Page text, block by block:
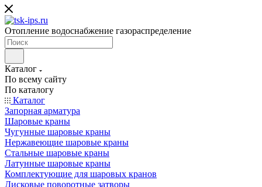
Отопление водоснабжение газораспределение
Каталог
По всему сайту
По каталогу
Каталог
Запорная арматура
Шаровые краны
Чугунные шаровые краны
Нержавеющие шаровые краны
Стальные шаровые краны
Латунные шаровые краны
Комплектующие для шаровых кранов
Дисковые поворотные затворы